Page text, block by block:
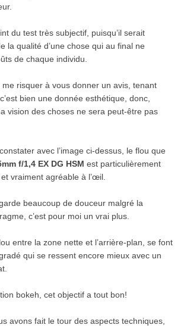
du test très subjectif, puisqu’il serait
la qualité d’une chose qui au final ne
de chaque individu.
risquer à vous donner un avis, tenant
bien une donnée esthétique, donc,
vision des choses ne sera peut-être pas
avec l’image ci-dessus, le flou que
f/1,4 EX DG HSM est particulièrement
vraiment agréable à l’œil.
beaucoup de douceur malgré la
c’est pour moi un vrai plus.
entre la zone nette et l’arrière-plan, se font
qui se ressent encore mieux avec un
bokeh, cet objectif a tout bon!
avons fait le tour des aspects techniques,